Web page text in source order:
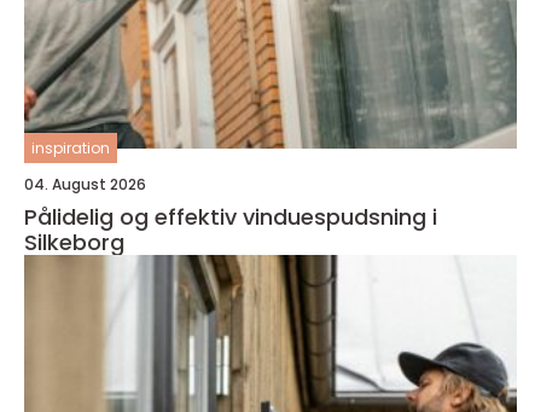
inspiration
04. August 2026
Pålidelig og effektiv vinduespudsning i
Silkeborg